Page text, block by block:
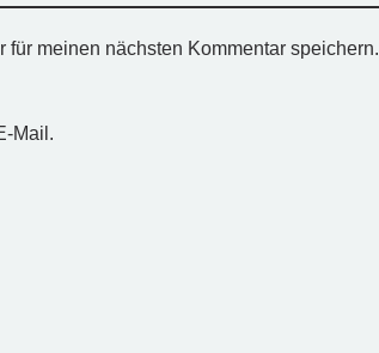
meinen nächsten Kommentar speichern.
Mail.